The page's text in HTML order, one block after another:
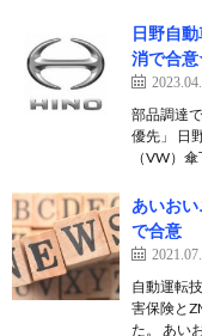
日野自
消で合
部品調達
優先」 日
（VW）
あいお
で合意
自動運転
害保険と
た。 あい